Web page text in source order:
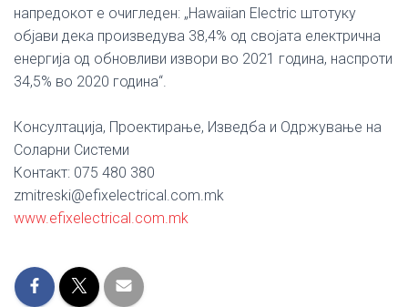
напредокот е очигледен: „Hawaiian Electric штотуку
објави дека произведува 38,4% од својата електрична
енергија од обновливи извори во 2021 година, наспроти
34,5% во 2020 година“.
Консултација, Проектирање, Изведба и Одржување на
Соларни Системи
Контакт: 075 480 380
zmitreski@efixelectrical.com.mk
www.efixelectrical.com.mk